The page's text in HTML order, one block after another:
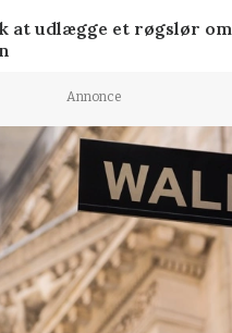
at udlægge et røgslør om
Annonce